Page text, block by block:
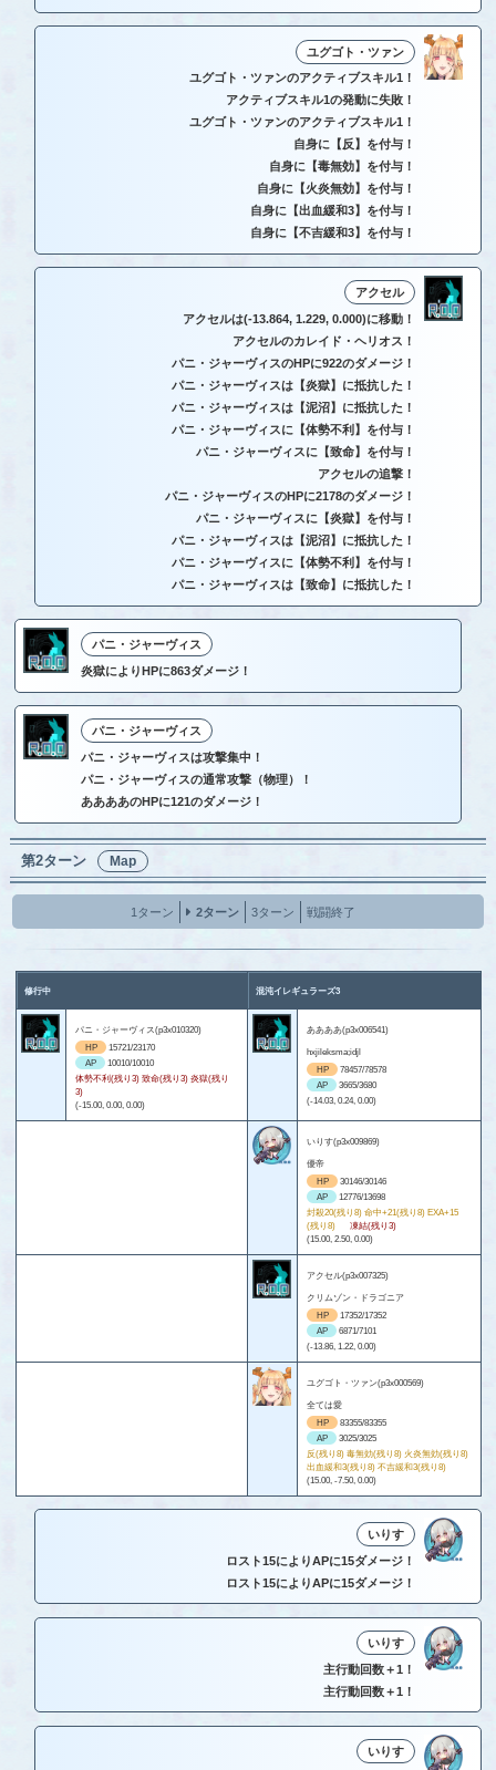
ユグゴト・ツァン
ユグゴト・ツァンのアクティブスキル1！
アクティブスキル1の発動に失敗！
ユグゴト・ツァンのアクティブスキル1！
自身に【反】を付与！
自身に【毒無効】を付与！
自身に【火炎無効】を付与！
自身に【出血緩和3】を付与！
自身に【不吉緩和3】を付与！
アクセル
アクセルは(-13.864, 1.229, 0.000)に移動！
アクセルのカレイド・ヘリオス！
パニ・ジャーヴィスのHPに922のダメージ！
パニ・ジャーヴィスは【炎獄】に抵抗した！
パニ・ジャーヴィスは【泥沼】に抵抗した！
パニ・ジャーヴィスに【体勢不利】を付与！
パニ・ジャーヴィスに【致命】を付与！
アクセルの追撃！
パニ・ジャーヴィスのHPに2178のダメージ！
パニ・ジャーヴィスに【炎獄】を付与！
パニ・ジャーヴィスは【泥沼】に抵抗した！
パニ・ジャーヴィスに【体勢不利】を付与！
パニ・ジャーヴィスは【致命】に抵抗した！
パニ・ジャーヴィス
炎獄によりHPに863ダメージ！
パニ・ジャーヴィス
パニ・ジャーヴィスは攻撃集中！
パニ・ジャーヴィスの通常攻撃（物理）！
ああああのHPに121のダメージ！
第2ターン Map
1ターン 2ターン 3ターン 戦闘終了
修行中 混沌イレギュラーズ3
パニ・ジャーヴィス(p3x010320)
HP
15721/23170
AP
10010/10010
体勢不利(残り3) 致命(残り3) 炎獄(残り
3)
(-15.00, 0.00, 0.00)
ああああ(p3x006541)
hxjileksma;idjl
HP
78457/78578
AP
3665/3680
(-14.03, 0.24, 0.00)
いりす(p3x009869)
優帝
HP
30146/30146
AP
12776/13698
封殺20(残り8) 命中+21(残り8) EXA+15
(残り8)
凍結(残り3)
(15.00, 2.50, 0.00)
アクセル(p3x007325)
クリムゾン・ドラゴニア
HP
17352/17352
AP
6871/7101
(-13.86, 1.22, 0.00)
ユグゴト・ツァン(p3x000569)
全ては愛
HP
83355/83355
AP
3025/3025
反(残り8) 毒無効(残り8) 火炎無効(残り8)
出血緩和3(残り8) 不吉緩和3(残り8)
(15.00, -7.50, 0.00)
いりす
ロスト15によりAPに15ダメージ！
ロスト15によりAPに15ダメージ！
いりす
主行動回数＋1！
主行動回数＋1！
いりす